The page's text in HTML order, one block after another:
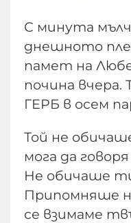
С минута
днешното
памет на
почина
ГЕРБ в осем
Той не
мога да
Не обичаше
Припомняше
се взимаме